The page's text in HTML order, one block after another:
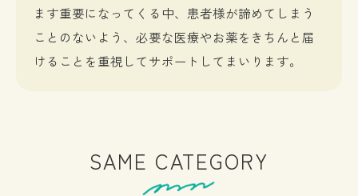
ます重要になってくる中、患者様が諦めてしまう
ことのないよう、必要な医療やお薬をきちんと届
けることを重視してサポートしてまいります。
SAME CATEGORY